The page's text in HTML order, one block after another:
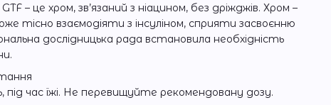
– це хром, зв’язаний з ніацином, без дріжджів. Хром –
тісно взаємодіяти з інсуліном, сприяти засвоєнню
дослідницька рада встановила необхідність
під час їжі. Не перевищуйте рекомендовану дозу.